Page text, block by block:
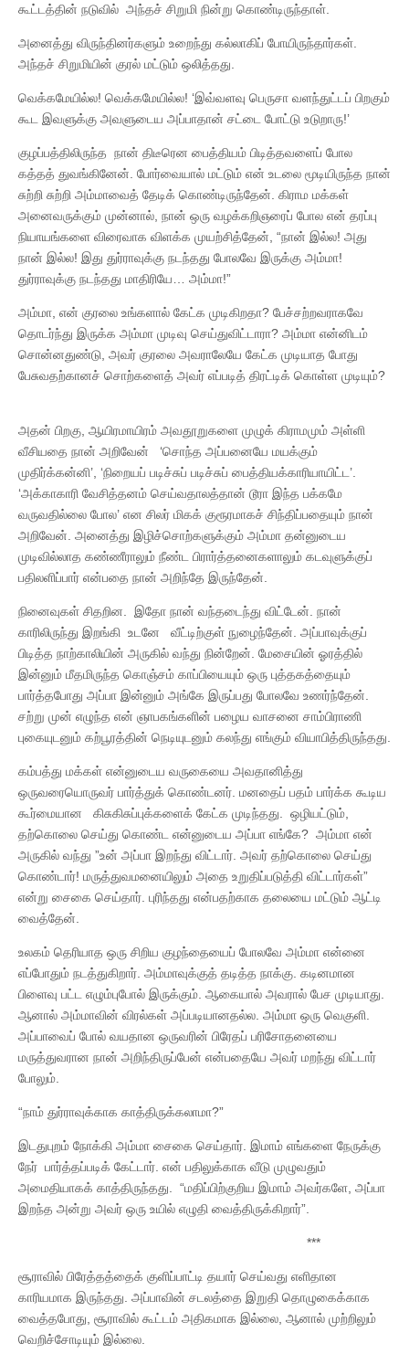
கூட்டத்தின் நடுவில் அந்தச் சிறுமி நின்று கொண்டிருந்தாள்.
அனைத்து விருந்தினர்களும் உறைந்து கல்லாகிப் போயிருந்தார்கள்.
அந்தச் சிறுமியின் குரல் மட்டும் ஒலித்தது.
வெக்கமேயில்ல! வெக்கமேயில்ல! ‘இவ்வளவு பெருசா வளந்துட்டப் பிறகும்
கூட இவளுக்கு அவளுடைய அப்பாதான் சட்டை போட்டு உடுறாரு!’
குழப்பத்திலிருந்த நான் திடீரென பைத்தியம் பிடித்தவளைப் போல
கத்தத் துவங்கினேன். போர்வையால் மட்டும் என் உடலை மூடியிருந்த நான்
சுற்றி சுற்றி அம்மாவைத் தேடிக் கொண்டிருந்தேன். கிராம மக்கள்
அனைவருக்கும் முன்னால், நான் ஒரு வழக்கறிஞரைப் போல என் தரப்பு
நியாயங்களை விரைவாக விளக்க முயற்சித்தேன், “நான் இல்ல! அது
நான் இல்ல! இது துர்ராவுக்கு நடந்தது போலவே இருக்கு அம்மா!
துர்ராவுக்கு நடந்தது மாதிரியே… அம்மா!”
அம்மா, என் குரலை உங்களால் கேட்க முடிகிறதா? பேச்சற்றவராகவே
தொடர்ந்து இருக்க அம்மா முடிவு செய்துவிட்டாரா? அம்மா என்னிடம்
சொன்னதுண்டு, அவர் குரலை அவராலேயே கேட்க முடியாத போது
பேசுவதற்கானச் சொற்களைத் அவர் எப்படித் திரட்டிக் கொள்ள முடியும்?
அதன் பிறகு, ஆயிரமாயிரம் அவதூறுகளை முழுக் கிராமமும் அள்ளி
வீசியதை நான் அறிவேன் ‘சொந்த அப்பனையே மயக்கும்
முதிர்க்கன்னி’, ‘நிறையப் படிச்சுப் படிச்சுப் பைத்தியக்காரியாயிட்ட’.
‘அக்காகாரி வேசித்தனம் செய்வதாலத்தான் டூரா இந்த பக்கமே
வருவதில்லை போல’ என சிலர் மிகக் குரூரமாகச் சிந்திப்பதையும் நான்
அறிவேன். அனைத்து இழிச்சொற்களுக்கும் அம்மா தன்னுடைய
முடிவில்லாத கண்ணீராலும் நீண்ட பிரார்த்தனைகளாலும் கடவுளுக்குப்
பதிலளிப்பார் என்பதை நான் அறிந்தே இருந்தேன்.
நினைவுகள் சிதறின. இதோ நான் வந்தடைந்து விட்டேன். நான்
காரிலிருந்து இறங்கி உடனே வீட்டிற்குள் நுழைந்தேன். அப்பாவுக்குப்
பிடித்த நாற்காலியின் அருகில் வந்து நின்றேன். மேசையின் ஓரத்தில்
இன்னும் மீதமிருந்த கொஞ்சம் காப்பியையும் ஒரு புத்தகத்தையும்
பார்த்தபோது அப்பா இன்னும் அங்கே இருப்பது போலவே உணர்ந்தேன்.
சற்று முன் எழுந்த என் ஞாபகங்களின் பழைய வாசனை சாம்பிராணி
புகையுடனும் கற்பூரத்தின் நெடியுடனும் கலந்து எங்கும் வியாபித்திருந்தது.
கம்பத்து மக்கள் என்னுடைய வருகையை அவதானித்து
ஒருவரையொருவர் பார்த்துக் கொண்டனர். மனதைப் பதம் பார்க்க கூடிய
கூர்மையான கிசுகிசுப்புக்களைக் கேட்க முடிந்தது. ஒழியட்டும்,
தற்கொலை செய்து கொண்ட என்னுடைய அப்பா எங்கே? அம்மா என்
அருகில் வந்து ”உன் அப்பா இறந்து விட்டார். அவர் தற்கொலை செய்து
கொண்டார்! மருத்துவமனையிலும் அதை உறுதிப்படுத்தி விட்டார்கள்”
என்று சைகை செய்தார். புரிந்தது என்பதற்காக தலையை மட்டும் ஆட்டி
வைத்தேன்.
உலகம் தெரியாத ஒரு சிறிய குழந்தையைப் போலவே அம்மா என்னை
எப்போதும் நடத்துகிறார். அம்மாவுக்குத் தடித்த நாக்கு. கடினமான
பிளைவு பட்ட எழும்புபோல் இருக்கும். ஆகையால் அவரால் பேச முடியாது.
ஆனால் அம்மாவின் விரல்கள் அப்படியானதல்ல. அம்மா ஒரு வெகுளி.
அப்பாவைப் போல் வயதான ஒருவரின் பிரேதப் பரிசோதனையை
மருத்துவரான நான் அறிந்திருப்பேன் என்பதையே அவர் மறந்து விட்டார்
போலும்.
“நாம் துர்ராவுக்காக காத்திருக்கலாமா?”
இடதுபுறம் நோக்கி அம்மா சைகை செய்தார். இமாம் எங்களை நேருக்கு
நேர் பார்த்தப்படிக் கேட்டார். என் பதிலுக்காக வீடு முழுவதும்
அமைதியாகக் காத்திருந்தது. “மதிப்பிற்குறிய இமாம் அவர்களே, அப்பா
இறந்த அன்று அவர் ஒரு உயில் எழுதி வைத்திருக்கிறார்”.
***
சூராவில் பிரேத்தத்தைக் குளிப்பாட்டி தயார் செய்வது எளிதான
காரியமாக இருந்தது. அப்பாவின் சடலத்தை இறுதி தொழுகைக்காக
வைத்தபோது, சூராவில் கூட்டம் அதிகமாக இல்லை, ஆனால் முற்றிலும்
வெறிச்சோடியும் இல்லை.